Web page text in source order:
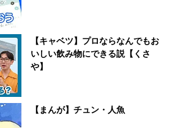
【キャベツ】プロならなんでもお
いしい飲み物にできる説【くさ
や】
【まんが】チュン・人魚